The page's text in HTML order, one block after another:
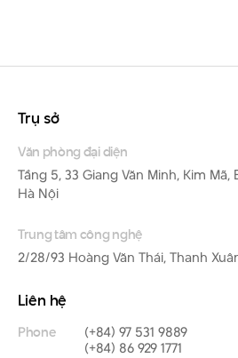
Trụ sở
Văn phòng đại diện
Tầng 5, 33 Giang Văn Minh, Kim Mã,
Hà Nội
Trung tâm công nghệ
2/28/93 Hoàng Văn Thái, Thanh
Liên hệ
Phone
(+84) 97 531 9889
(+84) 86 929 1771